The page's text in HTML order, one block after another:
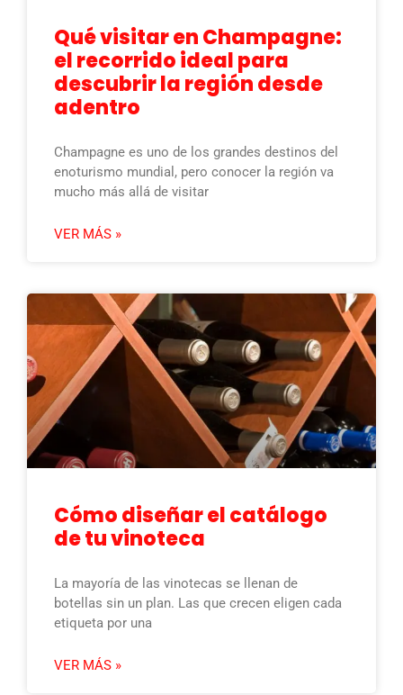
Qué visitar en Champagne:
el recorrido ideal para
descubrir la región desde
adentro
Champagne es uno de los grandes destinos del
enoturismo mundial, pero conocer la región va
mucho más allá de visitar
VER MÁS »
Cómo diseñar el catálogo
de tu vinoteca
La mayoría de las vinotecas se llenan de
botellas sin un plan. Las que crecen eligen cada
etiqueta por una
VER MÁS »